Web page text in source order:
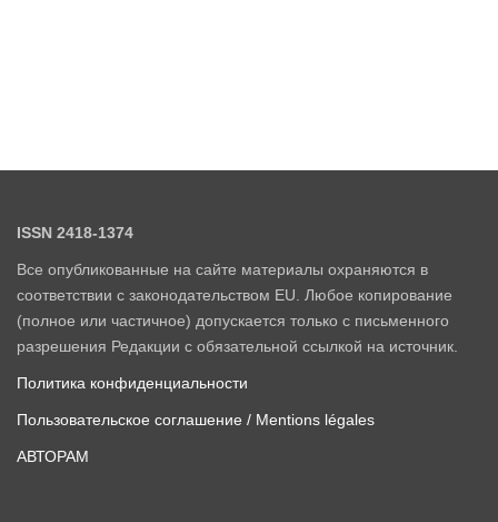
ISSN 2418-1374
Все опубликованные на сайте материалы охраняются в
соответствии с законодательством EU. Любое копирование
(полное или частичное) допускается только с письменного
разрешения Редакции с обязательной ссылкой на источник.
Политика конфиденциальности
Пользовательское соглашение / Mentions légales
АВТОРАМ